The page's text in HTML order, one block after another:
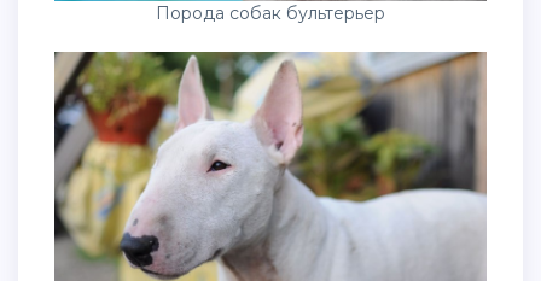
Порода собак бультерьер